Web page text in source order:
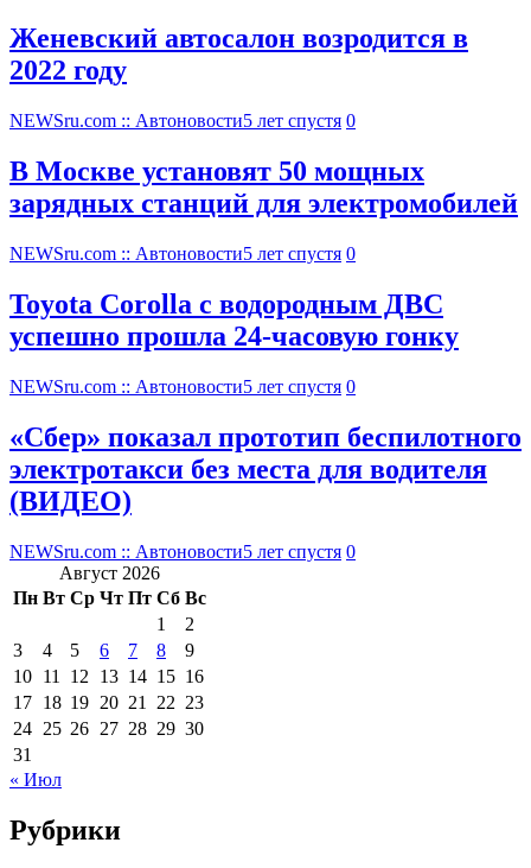
Женевский автосалон возродится в
2022 году
NEWSru.com :: Автоновости5 лет спустя 0
В Москве установят 50 мощных
зарядных станций для электромобилей
NEWSru.com :: Автоновости5 лет спустя 0
Toyota Corolla с водородным ДВС
успешно прошла 24-часовую гонку
NEWSru.com :: Автоновости5 лет спустя 0
«Сбер» показал прототип беспилотного
электротакси без места для водителя
(ВИДЕО)
NEWSru.com :: Автоновости5 лет спустя 0
Август 2026
Пн Вт Ср Чт Пт Сб Вс
1
2
3
4 5 6 7 8
9
10 11 12 13 14 15 16
17 18 19 20 21 22 23
24 25 26 27 28 29 30
31
« Июл
Рубрики